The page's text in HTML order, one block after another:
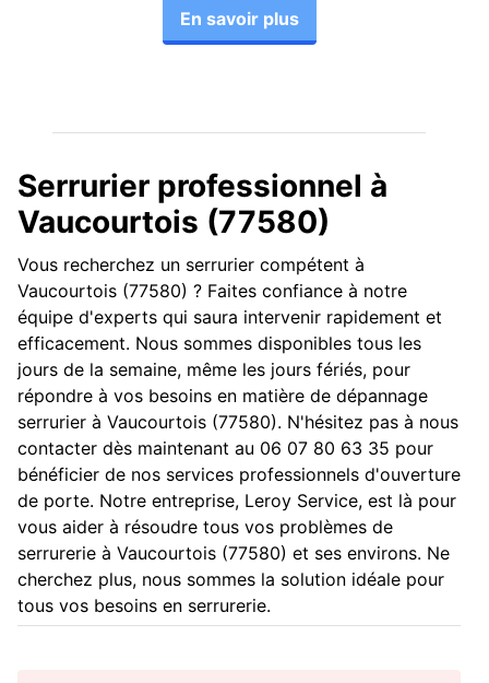
En savoir plus
Serrurier professionnel à
Vaucourtois (77580)
Vous recherchez un serrurier compétent à
Vaucourtois (77580) ? Faites confiance à notre
équipe d'experts qui saura intervenir rapidement et
efficacement. Nous sommes disponibles tous les
jours de la semaine, même les jours fériés, pour
répondre à vos besoins en matière de dépannage
serrurier à Vaucourtois (77580). N'hésitez pas à nous
contacter dès maintenant au 06 07 80 63 35 pour
bénéficier de nos services professionnels d'ouverture
de porte. Notre entreprise, Leroy Service, est là pour
vous aider à résoudre tous vos problèmes de
serrurerie à Vaucourtois (77580) et ses environs. Ne
cherchez plus, nous sommes la solution idéale pour
tous vos besoins en serrurerie.